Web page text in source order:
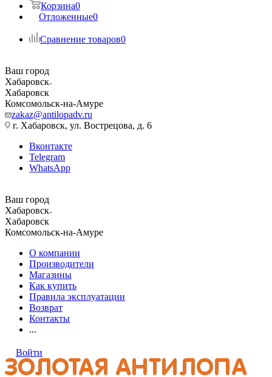
Корзина0
Отложенные0
Сравнение товаров0
Ваш город
Хабаровск
Хабаровск
Комсомольск-на-Амуре
zakaz@antilopadv.ru
г. Хабаровск, ул. Вострецова, д. 6
Вконтакте
Telegram
WhatsApp
Ваш город
Хабаровск
Хабаровск
Комсомольск-на-Амуре
О компании
Производители
Магазины
Как купить
Правила эксплуатации
Возврат
Контакты
...
Войти